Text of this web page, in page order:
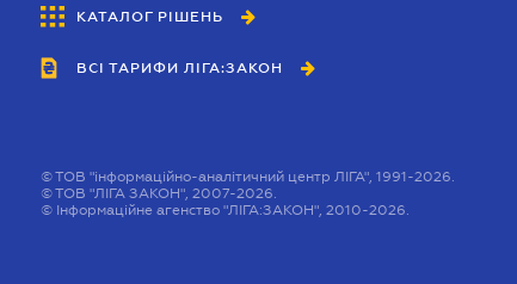
БУХГАЛТЕР&ЗАКОН
ВІСНИК МСФЗ
КАТАЛОГ РІШЕНЬ
ВСІ ТАРИФИ ЛІГА:ЗАКОН
©ТОВ "інформаційно-аналітичний центр ЛІГА", 1991-2026.
©ТОВ "ЛІГА ЗАКОН", 2007-2026.
© Інформаційне агенство "ЛІГА:ЗАКОН", 2010-2026.